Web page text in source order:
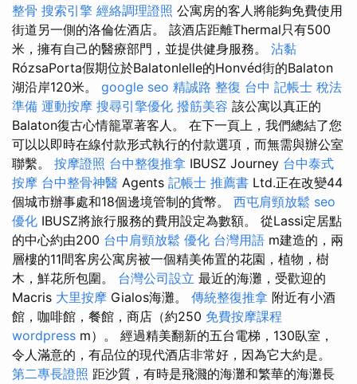
整骨 搜索引擎 經絡調理證照 公寓房的客人將能夠免費使用
街道另一側的洛倫佐酒店。 該酒店距離Thermal只有500
米，擁有自己的醫療部門，並提供健身服務。 沾黏
RózsaPorta假期位於Balatonlelle的Honvéd街的Balaton
湖沿岸120米。 google seo 精誠路 整復 台中 記帳士 稅法
準備 運動按摩 搜尋引擎優化 撥筋美容 該公寓以真正的
Balaton復古心情籠罩著客人。 在下一頁上，我們總結了您
可以以即時在線付款形式執行的付款選項，而無需與辦公室
聯繫。 按摩證照 台中整復推拿 IBUSZ Journey 台中泰式
按摩 台中整骨神醫 Agents 記帳士 推薦書 Ltd.正在改變44
個城市辦事處和18個邊境管制的貨幣。 西屯肩頸放鬆 seo
優化 IBUSZ將旅行服務的費用設定為數額。 從Lassi定居點
的中心約由200 台中肩頸放鬆 優化 台灣用語 m建造的，兩
層樓的11間客房公寓房被一個精美佈置的花園，植物，樹
木，鮮花所包圍。 台灣公司設立 最近的海灘，受歡迎的
Macris 大里按摩 Gialos海灘。 傳統整復推拿 附近有小酒
館，咖啡館，餐館，商店（約250 免費按摩課程
wordpress m）。 經過精美翻新的五台電梯，130臥室，
令人滿意的，有品位的現代酒店非常好，因為它大約是。
第二專長證照 距沙質，有時是飛濺的海灘和繁華的海灘長